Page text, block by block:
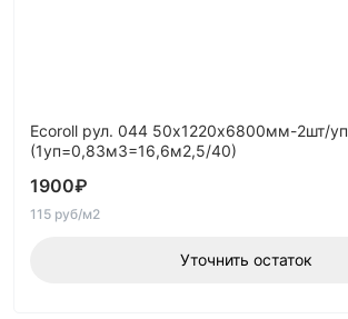
Ecoroll рул. 044 50х1220х6800мм-2шт/уп
(1уп=0,83м3=16,6м2,5/40)
1900₽
115 руб/м2
Уточнить остаток